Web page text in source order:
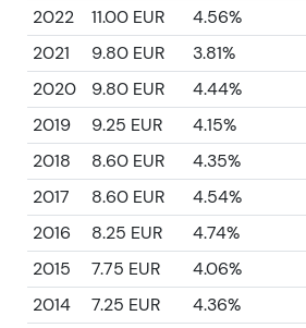
2022
11.00 EUR
4.56%
2021
9.80 EUR
3.81%
2020
9.80 EUR
4.44%
2019
9.25 EUR
4.15%
2018
8.60 EUR
4.35%
2017
8.60 EUR
4.54%
2016
8.25 EUR
4.74%
2015
7.75 EUR
4.06%
2014
7.25 EUR
4.36%